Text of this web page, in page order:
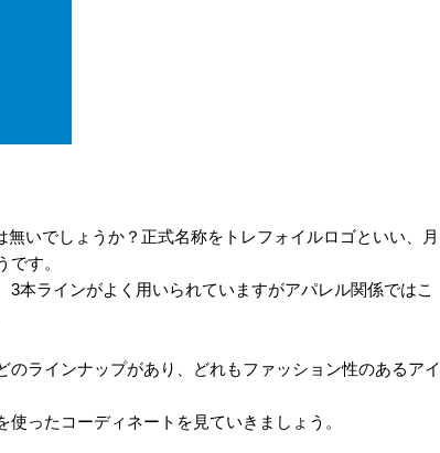
いでしょうか？正式名称をトレフォイルロゴといい、月
す。
本ラインがよく用いられていますがアパレル関係ではこ
ラインナップがあり、どれもファッション性のあるアイ
ったコーディネートを見ていきましょう。